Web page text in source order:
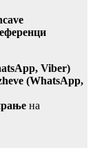
Viber)
(WhatsApp,
на